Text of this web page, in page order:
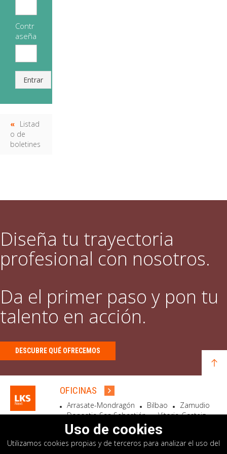
Contr
aseña
Entrar
Listad
o de
boletines
Diseña tu trayectoria
profesional con nosotros.
Da el primer paso y pon tu
talento en acción.
DESCUBRE QUÉ OFRECEMOS
OFICINAS
Arrasate-Mondragón Bilbao
Zamudio
Donostia-San Sebastián
Vitoria-Gasteiz
Madrid
El Astillero Bidart
SEDE SOCIAL
Uso de cookies
Utilizamos cookies propias y de terceros para analizar el uso del